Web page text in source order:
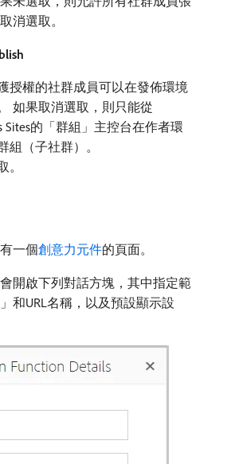
消選取。
授權的社群成員可以在發佈環境
如果取消選取，則只能從
Sites的「群組」主控台在作者環
組（子社群）。
。
一個創意力元件的頁面。
開啟下列對話方塊，其中指定範
和URL名稱，以及預設顯示設